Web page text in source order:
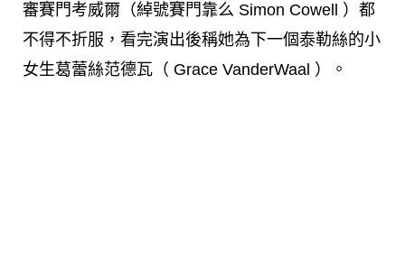
審賽門考威爾（綽號賽門靠么 Simon Cowell ）都
不得不折服，看完演出後稱她為下一個泰勒絲的小
女生葛蕾絲范德瓦（ Grace VanderWaal ）。